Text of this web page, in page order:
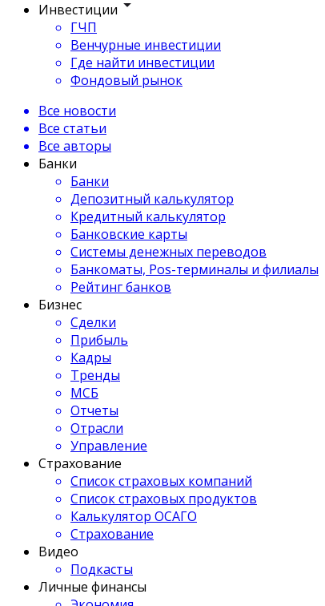
Инвестиции
ГЧП
Венчурные инвестиции
Где найти инвестиции
Фондовый рынок
Все новости
Все статьи
Все авторы
Банки
Банки
Депозитный калькулятор
Кредитный калькулятор
Банковские карты
Системы денежных переводов
Банкоматы, Pos-терминалы и филиалы
Рейтинг банков
Бизнес
Сделки
Прибыль
Кадры
Тренды
МСБ
Отчеты
Отрасли
Управление
Страхование
Список страховых компаний
Список страховых продуктов
Калькулятор ОСАГО
Страхование
Видео
Подкасты
Личные финансы